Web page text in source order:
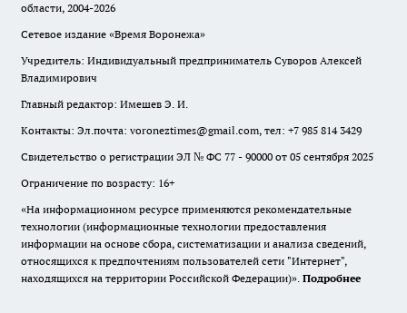
области, 2004-2026
Сетевое издание «Время Воронежа»
Учредитель: Индивидуальный предприниматель Суворов Алексей
Владимирович
Главный редактор: Имешев Э. И.
Контакты: Эл.почта: voroneztimes@gmail.com, тел: +7 985 814 3429
Свидетельство о регистрации ЭЛ № ФС 77 - 90000 от 05 сентября 2025
Ограничение по возрасту: 16+
«На информационном ресурсе применяются рекомендательные
технологии (информационные технологии предоставления
информации на основе сбора, систематизации и анализа сведений,
относящихся к предпочтениям пользователей сети "Интернет",
находящихся на территории Российской Федерации)». Подробнее